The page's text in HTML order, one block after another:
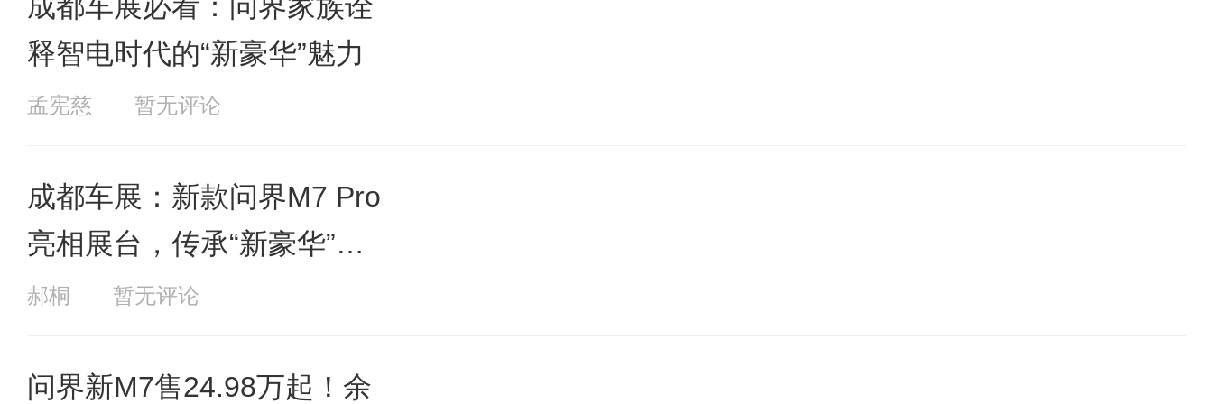
释智电时代的“新豪华”魅力
孟宪慈 暂无评论
成都车展：新款问界M7 Pro
亮相展台，传承“新豪华”理
念
郝桐 暂无评论
问界新M7售24.98万起！余